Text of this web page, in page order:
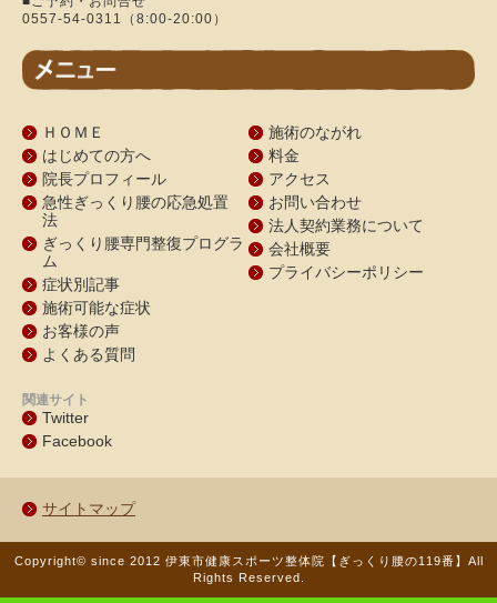
0557-54-0311（8:00-20:00）
ＨＯＭＥ
はじめての方へ
院長プロフィール
急性ぎっくり腰の応急処置
法
ぎっくり腰専門整復プログラ
ム
症状別記事
施術可能な症状
お客様の声
よくある質問
施術のながれ
料金
アクセス
お問い合わせ
法人契約業務について
会社概要
プライバシーポリシー
関連サイト
Twitter
Facebook
サイトマップ
Copyright© since 2012 伊東市健康スポーツ整体院【ぎっくり腰の119番】 All
Rights Reserved.